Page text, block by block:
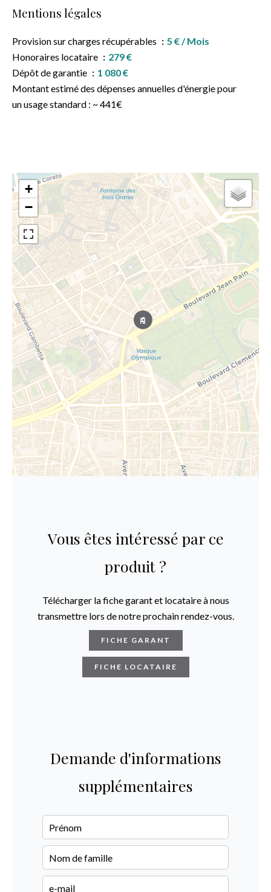
Mentions légales
Provision sur charges récupérables
5 € / Mois
Honoraires locataire
279 €
Dépôt de garantie
1 080 €
Montant estimé des dépenses annuelles d'énergie pour
un usage standard : ~ 441€
+
−
Vous êtes intéressé par ce
produit ?
Télécharger la fiche garant et locataire à nous
transmettre lors de notre prochain rendez-vous.
FICHE GARANT
FICHE LOCATAIRE
Demande d'informations
supplémentaires